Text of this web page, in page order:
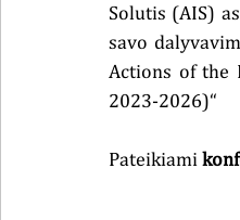
Solutis (AIS)
savo
Actions of the
2023-2026)“
Pateikiami